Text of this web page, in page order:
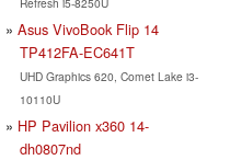
Asus VivoBook Flip 14
TP412FA-EC641T
UHD Graphics 620, Comet Lake i3-
10110U
HP Pavilion x360 14-
dh0807nd